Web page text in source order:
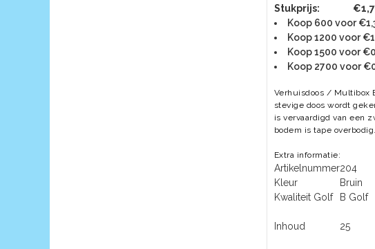
Stukprijs:
Koop 600 voor
Koop 1200 voor
Koop 1500 voor
Koop 2700 voor
Verhuisdoos / Multibox
stevige doos wordt
is vervaardigd van een
bodem is tape overbodig.
Extra informatie:
Artikelnummer204
Kleur
Bruin
Kwaliteit Golf
B Golf
Inhoud 25